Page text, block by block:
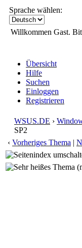
Sprache wählen:
Willkommen Gast.
Übersicht
Hilfe
Suchen
Einloggen
Registrieren
WSUS.DE ›
SP2
‹ Vorheriges Thema |